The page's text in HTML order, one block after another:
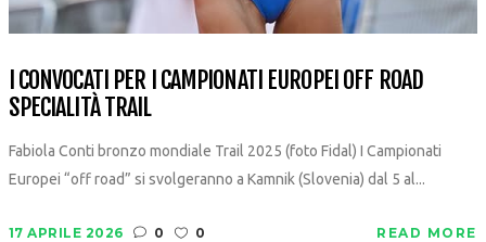
I CONVOCATI PER I CAMPIONATI EUROPEI OFF ROAD
SPECIALITÀ TRAIL
Fabiola Conti bronzo mondiale Trail 2025 (foto Fidal) I Campionati
Europei “off road” si svolgeranno a Kamnik (Slovenia) dal 5 al...
17 APRILE 2026 0 0 READ MORE